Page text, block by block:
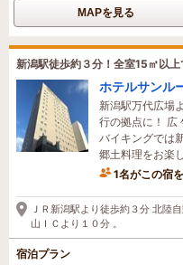
MAPを見る
新潟駅徒歩約３分！全室15㎡以
ホテルサンル
新潟駅万代広場
行の拠点に！ 広
バイキングでは
郷土料理をお楽
1名がこの宿
17分前に予約
ＪＲ新潟駅より徒歩約３分 北
山ＩＣより１０分 。
宿泊プラン